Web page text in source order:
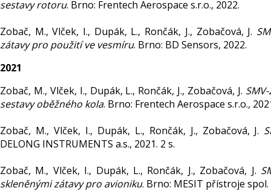
sestavy rotoru. Brno: Frentech Aerospace s.r.o., 2022.
Zobač, M., Vlček, I., Dupák, L., Rončák, J., Zobačová, J.
zátavy pro použití ve vesmíru. Brno: BD Sensors, 2022.
2021
Zobač, M., Vlček, I., Dupák, L., Rončák, J., Zobačová, J.
sestavy oběžného kola. Brno: Frentech Aerospace s.r.o.,
Zobač, M., Vlček, I., Dupák, L., Rončák, J., Zobačová, J.
DELONG INSTRUMENTS a.s., 2021. 2 s.
Zobač, M., Vlček, I., Dupák, L., Rončák, J., Zobačová, J.
skleněnými zátavy pro avioniku. Brno: MESIT přístroje spol.